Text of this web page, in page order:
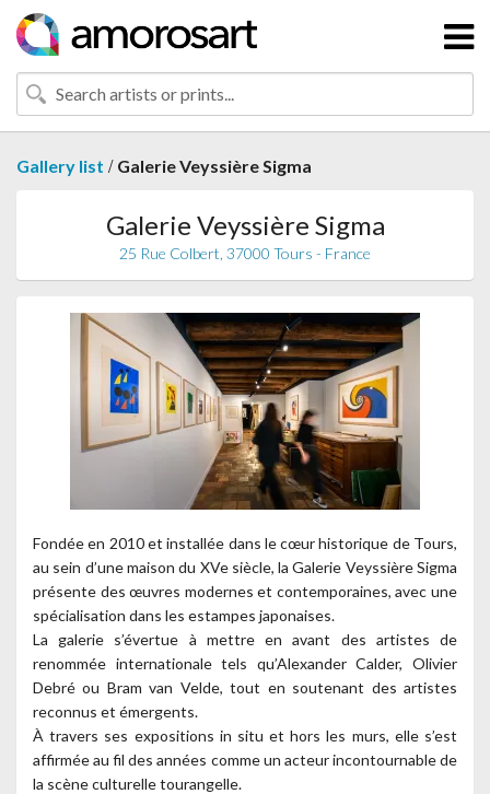
Gallery list / Galerie Veyssière Sigma
Galerie Veyssière Sigma
25 Rue Colbert, 37000 Tours - France
Fondée en 2010 et installée dans le cœur historique de Tours,
au sein d’une maison du XVe siècle, la Galerie Veyssière Sigma
présente des œuvres modernes et contemporaines, avec une
spécialisation dans les estampes japonaises.
La galerie s’évertue à mettre en avant des artistes de
renommée internationale tels qu’Alexander Calder, Olivier
Debré ou Bram van Velde, tout en soutenant des artistes
reconnus et émergents.
À travers ses expositions in situ et hors les murs, elle s’est
affirmée au fil des années comme un acteur incontournable de
la scène culturelle tourangelle.